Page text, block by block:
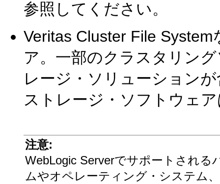
参照してください。
Veritas Cluster File
ア。一部のクラスタリン
レージ・ソリューション
ストレージ・ソフトウェ
注意:
WebLogic Serverでサポートされ
ムやオペレーティング・システム